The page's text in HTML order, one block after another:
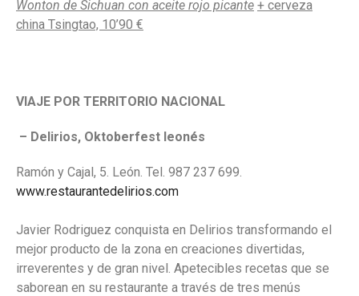
Wonton de Sichuan con aceite rojo picante + cerveza
china Tsingtao, 10’90 €
VIAJE POR TERRITORIO NACIONAL
– Delirios, Oktoberfest leonés
Ramón y Cajal, 5. León. Tel. 987 237 699.
www.restaurantedelirios.com
Javier Rodriguez conquista en Delirios transformando el
mejor producto de la zona en creaciones divertidas,
irreverentes y de gran nivel. Apetecibles recetas que se
saborean en su restaurante a través de tres menús